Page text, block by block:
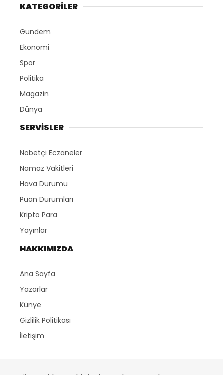
KATEGORİLER
Gündem
Ekonomi
Spor
Politika
Magazin
Dünya
SERVİSLER
Nöbetçi Eczaneler
Namaz Vakitleri
Hava Durumu
Puan Durumları
Kripto Para
Yayınlar
HAKKIMIZDA
Ana Sayfa
Yazarlar
Künye
Gizlilik Politikası
İletişim